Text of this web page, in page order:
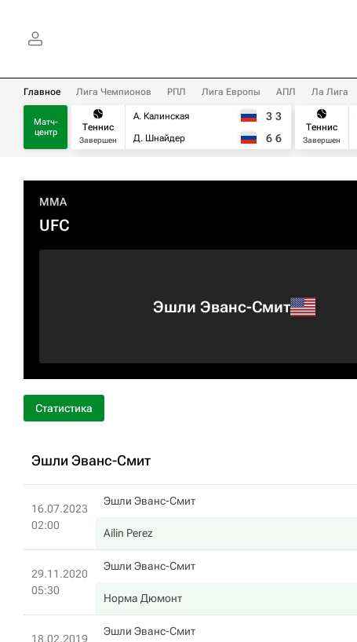
Главное Лига Чемпионов РПЛ Лига Европы АПЛ Ла Лига
Матч-
центр
Теннис
Завершен
А. Калинская
Д. Шнайдер
3 3
6 6
Теннис
Завершен
MMA
UFC
Эшли Эванс-Смит
Статистика
Эшли Эванс-Смит
16.07.2023
02:00
Эшли Эванс-Смит
Ailin Perez
29.11.2020
05:30
Эшли Эванс-Смит
Норма Дюмонт
18.02.2019
Эшли Эванс-Смит